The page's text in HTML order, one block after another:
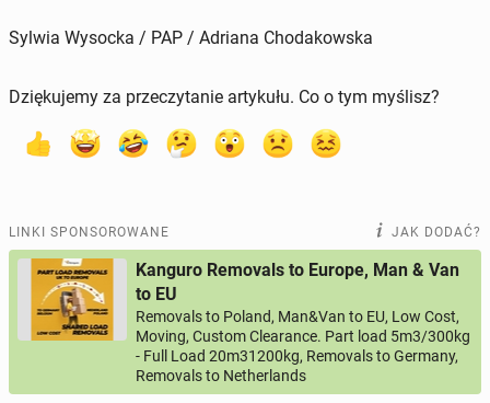
Sylwia Wysocka / PAP / Adriana Chodakowska
Dziękujemy za przeczytanie artykułu. Co o tym myślisz?
LINKI SPONSOROWANE JAK DODAĆ?
Kanguro Removals to Europe, Man & Van
to EU
Removals to Poland, Man&Van to EU, Low Cost,
Moving, Custom Clearance. Part load 5m3/300kg
- Full Load 20m31200kg, Removals to Germany,
Removals to Netherlands